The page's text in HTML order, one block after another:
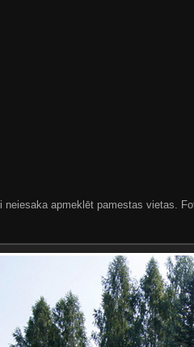
neiesaka apmeklēt pamestas vietas.